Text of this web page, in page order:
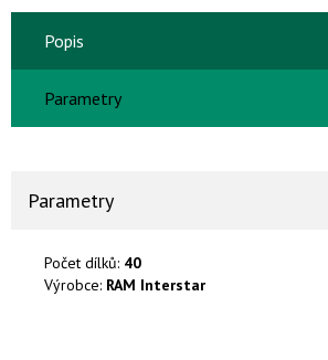
Popis
Parametry
Parametry
Počet dílků: 40
Výrobce: RAM Interstar